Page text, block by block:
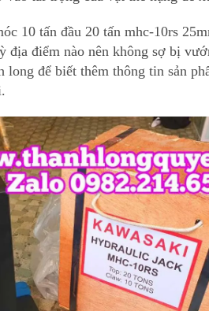
10 tấn đầu 20 tấn mhc-10rs
địa điểm nào nên không sợ bị
để biết thêm thông tin sản